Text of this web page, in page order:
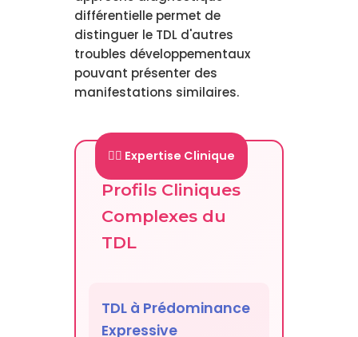
différentielle permet de
distinguer le TDL d'autres
troubles développementaux
pouvant présenter des
manifestations similaires.
👨‍⚕️ Expertise Clinique
Profils Cliniques
Complexes du
TDL
TDL à Prédominance
Expressive